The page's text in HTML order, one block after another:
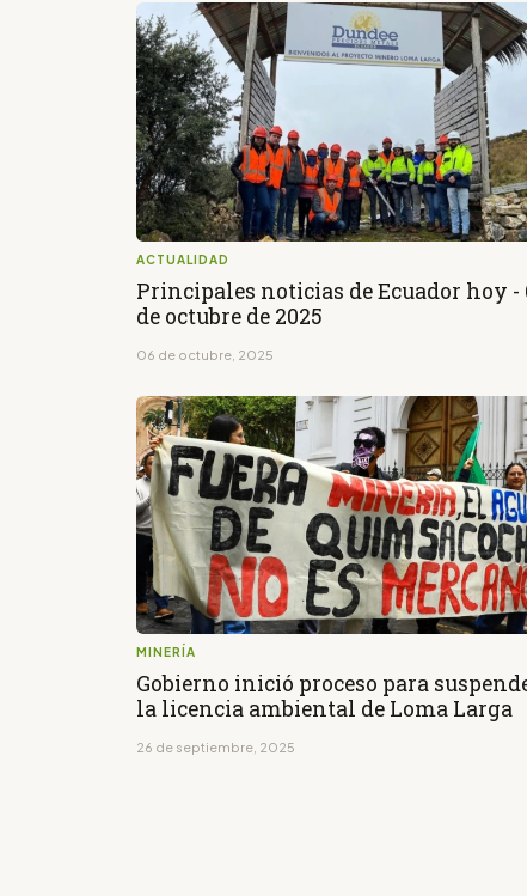
ACTUALIDAD
Principales noticias de Ecuador hoy -
de octubre de 2025
06 de octubre, 2025
MINERÍA
Gobierno inició proceso para
la licencia ambiental de Loma Larga
26 de septiembre, 2025